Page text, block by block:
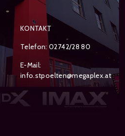
KONTAKT
Telefon: 02742/28 80
E-Mail:
info.stpoelten@megaplex.at